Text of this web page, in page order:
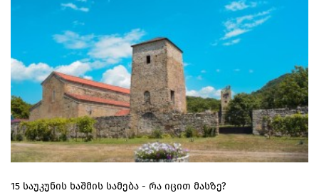
15 საუკუნის ხაშმის სამება - რა იცით მასზე?